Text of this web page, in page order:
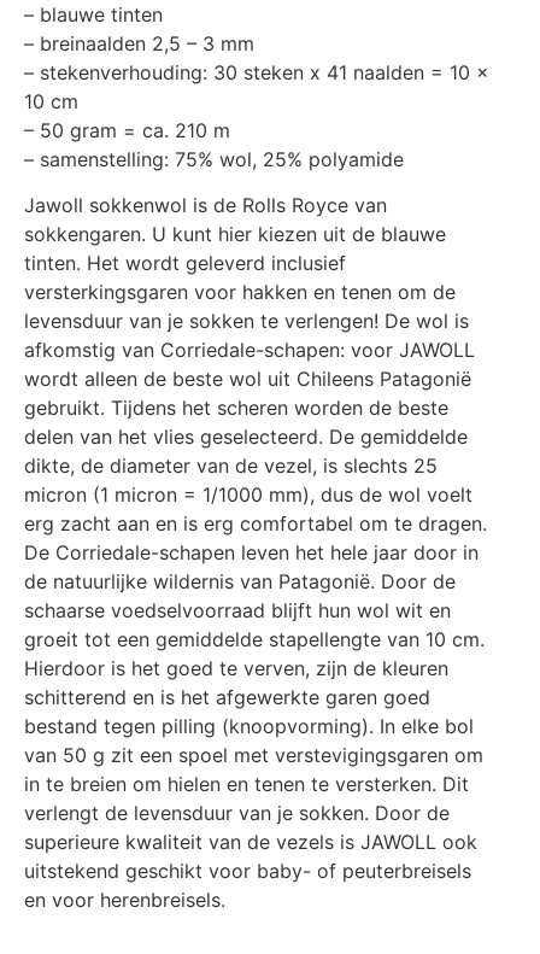
– blauwe tinten
– breinaalden 2,5 – 3 mm
– stekenverhouding: 30 steken x 41 naalden = 10 x
10 cm
– 50 gram = ca. 210 m
– samenstelling: 75% wol, 25% polyamide
Jawoll sokkenwol is de Rolls Royce van
sokkengaren. U kunt hier kiezen uit de blauwe
tinten. Het wordt geleverd inclusief
versterkingsgaren voor hakken en tenen om de
levensduur van je sokken te verlengen! De wol is
afkomstig van Corriedale-schapen: voor JAWOLL
wordt alleen de beste wol uit Chileens Patagonië
gebruikt. Tijdens het scheren worden de beste
delen van het vlies geselecteerd. De gemiddelde
dikte, de diameter van de vezel, is slechts 25
micron (1 micron = 1/1000 mm), dus de wol voelt
erg zacht aan en is erg comfortabel om te dragen.
De Corriedale-schapen leven het hele jaar door in
de natuurlijke wildernis van Patagonië. Door de
schaarse voedselvoorraad blijft hun wol wit en
groeit tot een gemiddelde stapellengte van 10 cm.
Hierdoor is het goed te verven, zijn de kleuren
schitterend en is het afgewerkte garen goed
bestand tegen pilling (knoopvorming). In elke bol
van 50 g zit een spoel met verstevigingsgaren om
in te breien om hielen en tenen te versterken. Dit
verlengt de levensduur van je sokken. Door de
superieure kwaliteit van de vezels is JAWOLL ook
uitstekend geschikt voor baby- of peuterbreisels
en voor herenbreisels.